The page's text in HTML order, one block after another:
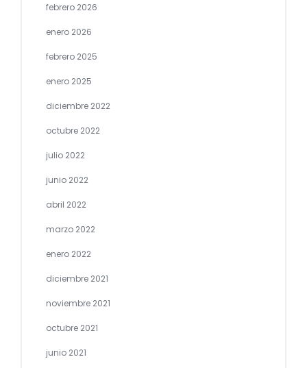
febrero 2026
enero 2026
febrero 2025
enero 2025
diciembre 2022
octubre 2022
julio 2022
junio 2022
abril 2022
marzo 2022
enero 2022
diciembre 2021
noviembre 2021
octubre 2021
junio 2021